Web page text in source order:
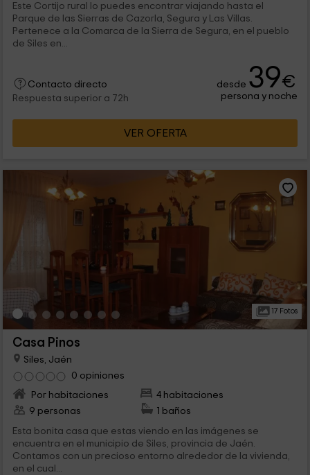
Este Cortijo rural lo puedes encontrar viajando hasta el
Parque de las Sierras de Cazorla, Segura y Las Villas.
Pertenece a la Comarca de la Sierra de Segura, en el pueblo
de Siles en...
Contacto directo
Respuesta superior a 72h
desde 39€
persona y noche
VER OFERTA
17 Fotos
Casa Pinos
Siles, Jaén
0 opiniones
Por habitaciones
4 habitaciones
9 personas
1 baños
Esta bonita casa que estas viendo en las imágenes se
encuentra en el municipio de Siles, provincia de Jaén.
Contamos con un precioso entorno alrededor de la vivienda,
en el cual...